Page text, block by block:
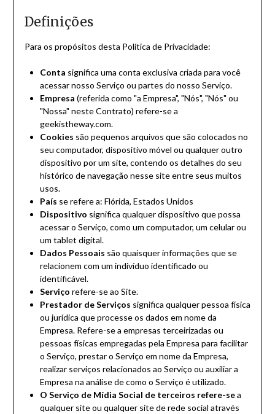
Definições
Para os propósitos desta Política de Privacidade:
Conta significa uma conta exclusiva criada para você
acessar nosso Serviço ou partes do nosso Serviço.
Empresa (referida como "a Empresa", "Nós", "Nós" ou
"Nossa" neste Contrato) refere-se a
geekistheway.com.
Cookies são pequenos arquivos que são colocados no
seu computador, dispositivo móvel ou qualquer outro
dispositivo por um site, contendo os detalhes do seu
histórico de navegação nesse site entre seus muitos
usos.
País se refere a: Flórida, Estados Unidos
Dispositivo significa qualquer dispositivo que possa
acessar o Serviço, como um computador, um celular ou
um tablet digital.
Dados Pessoais são quaisquer informações que se
relacionem com um indivíduo identificado ou
identificável.
Serviço refere-se ao Site.
Prestador de Serviços significa qualquer pessoa física
ou jurídica que processe os dados em nome da
Empresa. Refere-se a empresas terceirizadas ou
pessoas físicas empregadas pela Empresa para facilitar
o Serviço, prestar o Serviço em nome da Empresa,
realizar serviços relacionados ao Serviço ou auxiliar a
Empresa na análise de como o Serviço é utilizado.
O Serviço de Mídia Social de terceiros refere-sea
qualquer site ou qualquer site de rede social através